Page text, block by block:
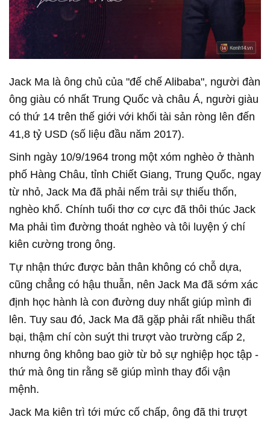
Jack Ma là ông chủ của "đế chế Alibaba", người đàn
ông giàu có nhất Trung Quốc và châu Á, người giàu
có thứ 14 trên thế giới với khối tài sản ròng lên đến
41,8 tỷ USD (số liệu đầu năm 2017).
Sinh ngày 10/9/1964 trong một xóm nghèo ở thành
phố Hàng Châu, tỉnh Chiết Giang, Trung Quốc, ngay
từ nhỏ, Jack Ma đã phải nếm trải sự thiếu thốn,
nghèo khổ. Chính tuổi thơ cơ cực đã thôi thúc Jack
Ma phải tìm đường thoát nghèo và tôi luyện ý chí
kiên cường trong ông.
Tự nhận thức được bản thân không có chỗ dựa,
cũng chẳng có hậu thuẫn, nên Jack Ma đã sớm xác
định học hành là con đường duy nhất giúp mình đi
lên. Tuy sau đó, Jack Ma đã gặp phải rất nhiều thất
bại, thậm chí còn suýt thi trượt vào trường cấp 2,
nhưng ông không bao giờ từ bỏ sự nghiệp học tập -
thứ mà ông tin rằng sẽ giúp mình thay đổi vận
mệnh.
Jack Ma kiên trì tới mức cố chấp, ông đã thi trượt